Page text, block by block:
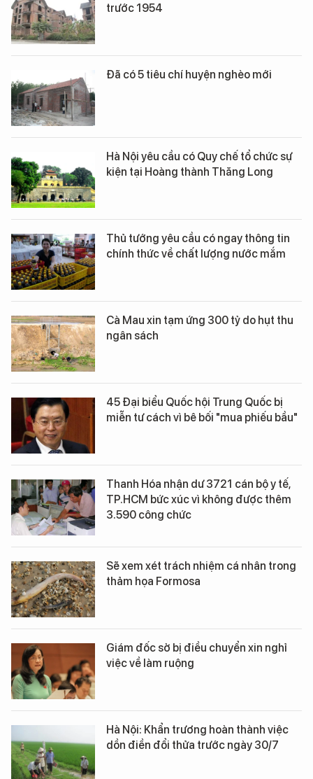
trước 1954
Đã có 5 tiêu chí huyện nghèo mới
Hà Nội yêu cầu có Quy chế tổ chức sự
kiện tại Hoàng thành Thăng Long
Thủ tướng yêu cầu có ngay thông tin
chính thức về chất lượng nước mắm
Cà Mau xin tạm ứng 300 tỷ do hụt thu
ngân sách
45 Đại biểu Quốc hội Trung Quốc bị
miễn tư cách vì bê bối "mua phiếu bầu"
Thanh Hóa nhận dư 3721 cán bộ y tế,
TP.HCM bức xúc vì không được thêm
3.590 công chức
Sẽ xem xét trách nhiệm cá nhân trong
thảm họa Formosa
Giám đốc sở bị điều chuyển xin nghỉ
việc về làm ruộng
Hà Nội: Khẩn trương hoàn thành việc
dồn điền đổi thửa trước ngày 30/7